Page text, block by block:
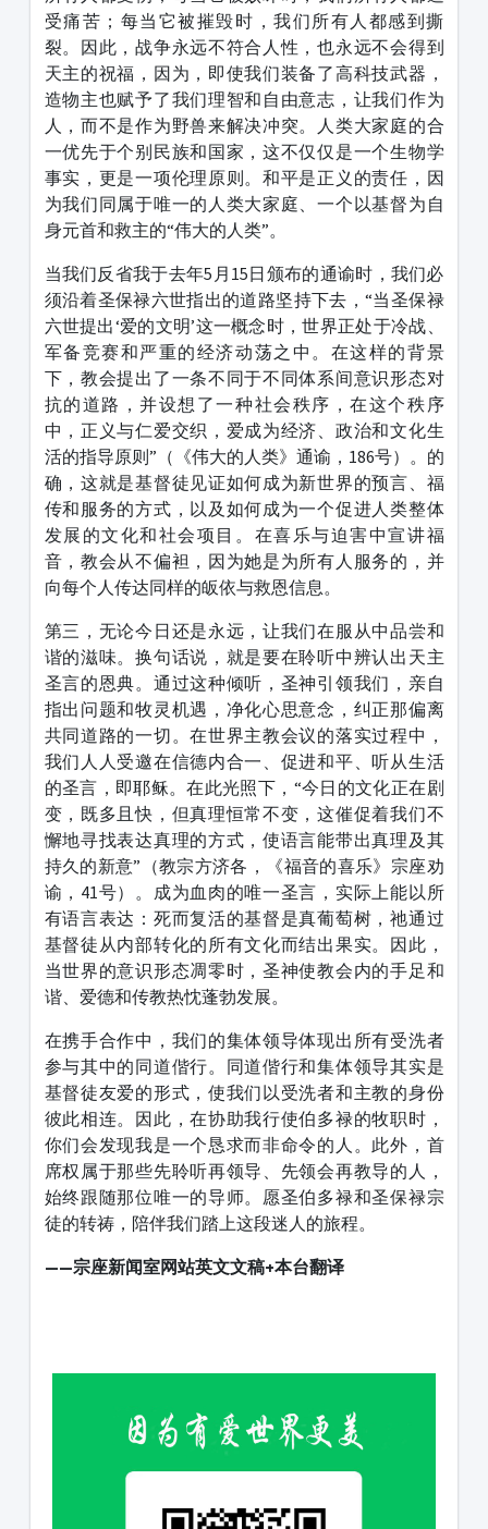
受痛苦；每当它被摧毁时，我们所有人都感到撕
裂。因此，战争永远不符合人性，也永远不会得到
天主的祝福，因为，即使我们装备了高科技武器，
造物主也赋予了我们理智和自由意志，让我们作为
人，而不是作为野兽来解决冲突。人类大家庭的合
一优先于个别民族和国家，这不仅仅是一个生物学
事实，更是一项伦理原则。和平是正义的责任，因
为我们同属于唯一的人类大家庭、一个以基督为自
身元首和救主的“伟大的人类”。
当我们反省我于去年5月15日颁布的通谕时，我们必
须沿着圣保禄六世指出的道路坚持下去，“当圣保禄
六世提出‘爱的文明’这一概念时，世界正处于冷战、
军备竞赛和严重的经济动荡之中。在这样的背景
下，教会提出了一条不同于不同体系间意识形态对
抗的道路，并设想了一种社会秩序，在这个秩序
中，正义与仁爱交织，爱成为经济、政治和文化生
活的指导原则”（《伟大的人类》通谕，186号）。的
确，这就是基督徒见证如何成为新世界的预言、福
传和服务的方式，以及如何成为一个促进人类整体
发展的文化和社会项目。在喜乐与迫害中宣讲福
音，教会从不偏袒，因为她是为所有人服务的，并
向每个人传达同样的皈依与救恩信息。
第三，无论今日还是永远，让我们在服从中品尝和
谐的滋味。换句话说，就是要在聆听中辨认出天主
圣言的恩典。通过这种倾听，圣神引领我们，亲自
指出问题和牧灵机遇，净化心思意念，纠正那偏离
共同道路的一切。在世界主教会议的落实过程中，
我们人人受邀在信德内合一、促进和平、听从生活
的圣言，即耶稣。在此光照下，“今日的文化正在剧
变，既多且快，但真理恒常不变，这催促着我们不
懈地寻找表达真理的方式，使语言能带出真理及其
持久的新意”（教宗方济各，《福音的喜乐》宗座劝
谕，41号）。成为血肉的唯一圣言，实际上能以所
有语言表达：死而复活的基督是真葡萄树，祂通过
基督徒从内部转化的所有文化而结出果实。因此，
当世界的意识形态凋零时，圣神使教会内的手足和
谐、爱德和传教热忱蓬勃发展。
在携手合作中，我们的集体领导体现出所有受洗者
参与其中的同道偕行。同道偕行和集体领导其实是
基督徒友爱的形式，使我们以受洗者和主教的身份
彼此相连。因此，在协助我行使伯多禄的牧职时，
你们会发现我是一个恳求而非命令的人。此外，首
席权属于那些先聆听再领导、先领会再教导的人，
始终跟随那位唯一的导师。愿圣伯多禄和圣保禄宗
徒的转祷，陪伴我们踏上这段迷人的旅程。
——宗座新闻室网站英文文稿+本台翻译